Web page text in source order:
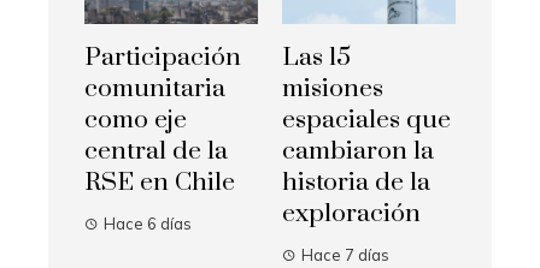
Participación
comunitaria
como eje
central de la
RSE en Chile
Hace 6 días
Las 15
misiones
espaciales que
cambiaron la
historia de la
exploración
Hace 7 días